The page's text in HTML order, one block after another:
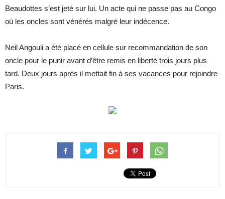
Beaudottes s’est jeté sur lui. Un acte qui ne passe pas au Congo
où les oncles sont vénérés malgré leur indécence.
Neil Angouli a été placé en cellule sur recommandation de son
oncle pour le punir avant d’être remis en liberté trois jours plus
tard. Deux jours après il mettait fin à ses vacances pour rejoindre
Paris.